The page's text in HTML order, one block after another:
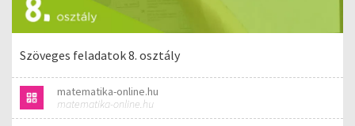
Szöveges feladatok 8. osztály
matematika-online.hu
matematika-online.hu